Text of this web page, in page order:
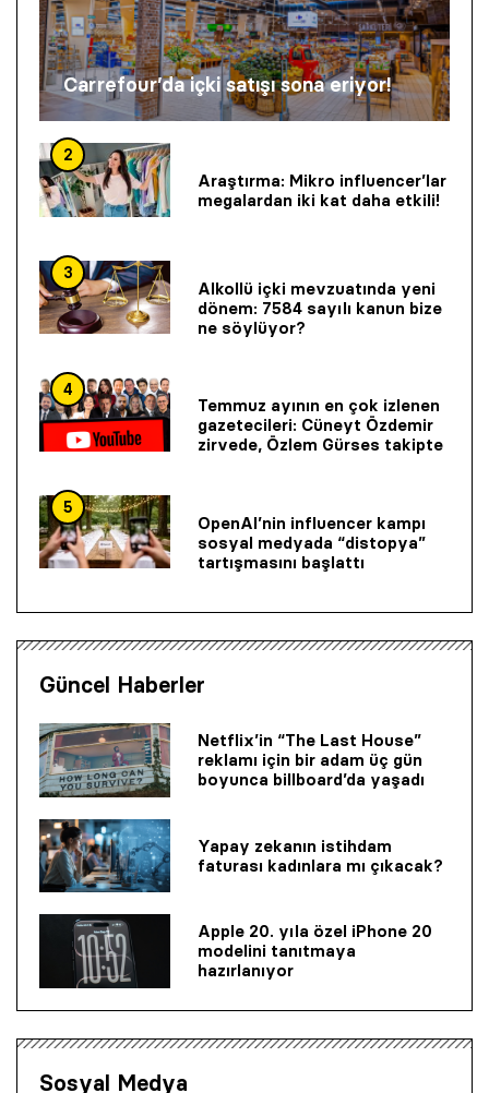
Carrefour’da içki satışı sona eriyor!
2
Araştırma: Mikro influencer’lar
megalardan iki kat daha etkili!
3
Alkollü içki mevzuatında yeni
dönem: 7584 sayılı kanun bize
ne söylüyor?
4
Temmuz ayının en çok izlenen
gazetecileri: Cüneyt Özdemir
zirvede, Özlem Gürses takipte
5
OpenAI’nin influencer kampı
sosyal medyada “distopya”
tartışmasını başlattı
Güncel Haberler
Netflix’in “The Last House”
reklamı için bir adam üç gün
boyunca billboard’da yaşadı
Yapay zekanın istihdam
faturası kadınlara mı çıkacak?
Apple 20. yıla özel iPhone 20
modelini tanıtmaya
hazırlanıyor
Sosyal Medya
Yazı Ve Çizimlerin Her Hakkı Saklıdır.
Asquared WordPress Agencytarafından tasarlanmış ve